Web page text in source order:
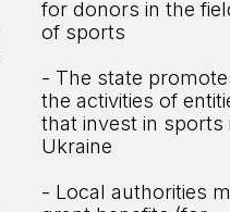
for donors in the
of sports
- The state
the activities of
that invest in sports
Ukraine
- Local authorities